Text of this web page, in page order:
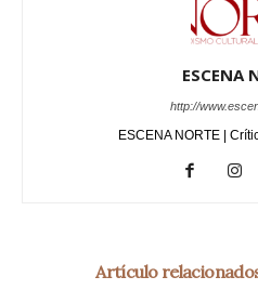
ESCENA
http://
ESCENA NORTE |
Artículo